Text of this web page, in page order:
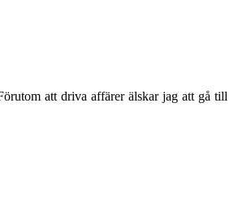
att driva affärer älskar jag att gå till